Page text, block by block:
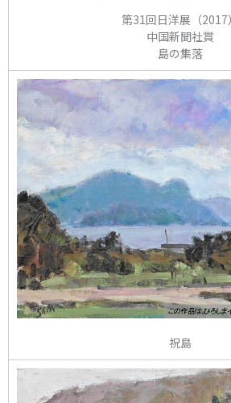
第31回日洋展（2017）
中国新聞社賞
島の集落
祝島